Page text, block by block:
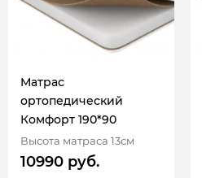
Матрас
ортопедический
Комфорт 190*90
Высота матраса 13см
10990 руб.